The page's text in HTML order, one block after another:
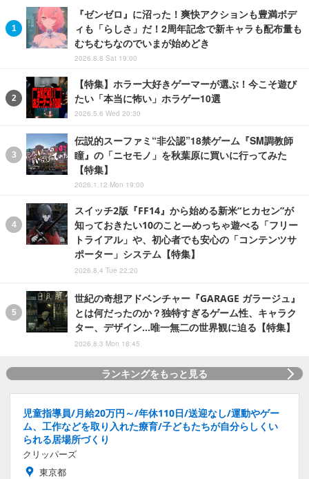
『ゼンゼロ』に沼った！爽快アクションも豊満ボデ
ィも「らしさ」だ！2周年記念で新キャラも配布量も
むちむちなのでいまが始めどき
2026.8.8 Sat 19:00
【特集】ホラー大好きゲーマーが選ぶ！今こそ遊び
たい「本当に怖い」ホラゲー10選
2026.5.6 Wed 20:30
伝説的スーファミ“非公認”18禁ゲーム『SM調教師
瞳』の「ニセモノ」を秋葉原に買いに行ってみた
【特集】
2026.1.12 Mon 19:00
スイッチ2版『FF14』から始める新米“ヒカセン”が
知っておきたい10のこと―めっちゃ遊べる「フリー
トライアル」や、初心者でも安心の「コンテンツサ
ポーター」システム【特集】
2026.8.4 Tue 22:20
世紀の奇想アドベンチャー『GARAGE ガラージュ』
とは何だったのか？独特すぎるゲーム性、キャラク
ター、デザイン…唯一無二の世界観に迫る【特集】
2026.8.3 Mon 18:45
ランキングをもっと見る
児童指導員/月給20万円～/年休110日/送迎なし/運動やゲー
ム、工作などを取り入れた療育/子どもたちが自分らしくい
られる居場所づくり
クリッパーズ
東京都